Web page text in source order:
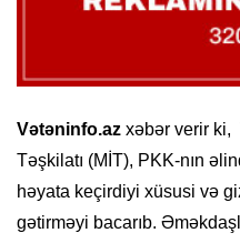
Vətəninfo.az xəbər verir ki,
Təşkilatı (MİT), PKK-nın
həyata keçirdiyi xüsusi və
gətirməyi bacarıb.